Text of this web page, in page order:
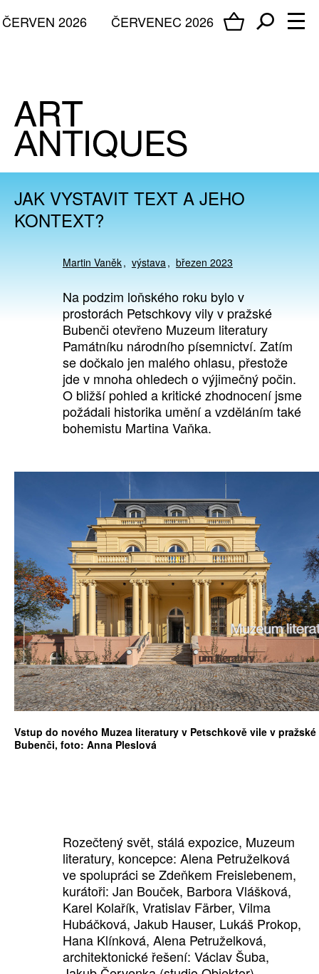
ČERVENEC 2026
ČERVEN 2026
JAK VYSTAVIT TEXT A JEHO
KONTEXT?
Martin Vaněk výstava březen 2023
Na podzim loňského roku bylo v
prostorách Petschkovy vily v pražské
Bubenči otevřeno Muzeum literatury
Památníku národního písemnictví. Zatím
se dočkalo jen malého ohlasu, přestože
jde v mnoha ohledech o výjimečný počin.
O bližší pohled a kritické zhodnocení jsme
požádali historika umění a vzděláním také
bohemistu Martina Vaňka.
Vstup do nového Muzea literatury v Petschkově vile v pražské
Bubenči, foto: Anna Pleslová
Rozečtený svět, stálá expozice, Muzeum
literatury, koncepce: Alena Petruželková
ve spolupráci se Zdeňkem Freislebenem,
kurátoři: Jan Bouček, Barbora Vlášková,
Karel Kolařík, Vratislav Färber, Vilma
Hubáčková, Jakub Hauser, Lukáš Prokop,
Hana Klínková, Alena Petruželková,
architektonické řešení: Václav Šuba,